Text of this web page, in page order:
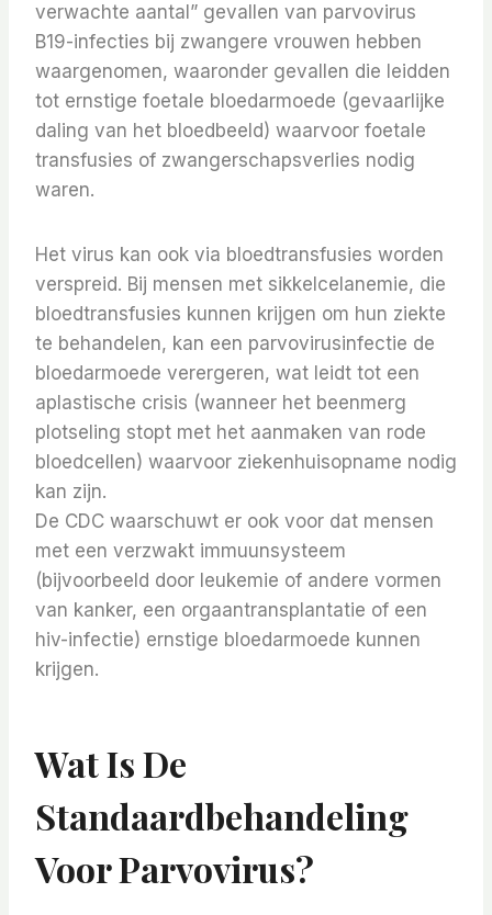
verwachte aantal” gevallen van parvovirus
B19-infecties bij zwangere vrouwen hebben
waargenomen, waaronder gevallen die leidden
tot ernstige foetale bloedarmoede (gevaarlijke
daling van het bloedbeeld) waarvoor foetale
transfusies of zwangerschapsverlies nodig
waren.
Het virus kan ook via bloedtransfusies worden
verspreid. Bij mensen met sikkelcelanemie, die
bloedtransfusies kunnen krijgen om hun ziekte
te behandelen, kan een parvovirusinfectie de
bloedarmoede verergeren, wat leidt tot een
aplastische crisis (wanneer het beenmerg
plotseling stopt met het aanmaken van rode
bloedcellen) waarvoor ziekenhuisopname nodig
kan zijn.
De CDC waarschuwt er ook voor dat mensen
met een verzwakt immuunsysteem
(bijvoorbeeld door leukemie of andere vormen
van kanker, een orgaantransplantatie of een
hiv-infectie) ernstige bloedarmoede kunnen
krijgen.
Wat Is De
Standaardbehandeling
Voor Parvovirus?